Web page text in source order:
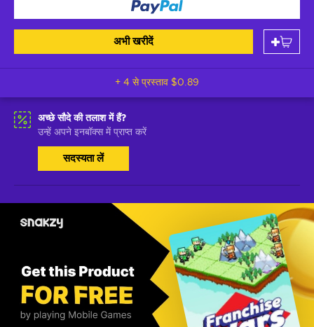
अभी खरीदें
+ 4 से प्रस्ताव $0.89
अच्छे सौदे की तलाश में हैं?
उन्हें अपने इनबॉक्स में प्राप्त करें
सदस्यता लें